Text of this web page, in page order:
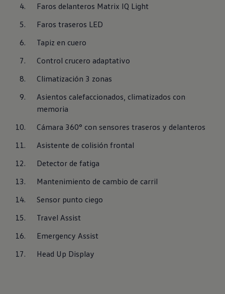
Faros delanteros Matrix IQ Light
Faros traseros LED
Tapiz en cuero
Control crucero adaptativo
Climatización 3 zonas
Asientos calefaccionados, climatizados con
memoria
Cámara 360° con sensores traseros y delanteros
Asistente de colisión frontal
Detector de fatiga
Mantenimiento de cambio de carril
Sensor punto ciego
Travel Assist
Emergency Assist
Head Up Display